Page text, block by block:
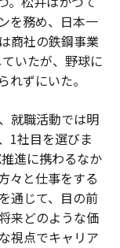
を務め、日本一
商社の鉄鋼事業
いたが、野球に
ずにいた。
就職活動では明
1社目を選びま
進に携わるなか
々と仕事をする
通じて、目の前
来どのような価
視点でキャリア